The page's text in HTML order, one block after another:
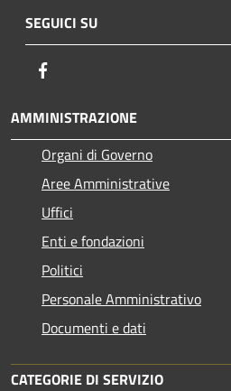
SEGUICI SU
AMMINISTRAZIONE
Organi di Governo
Aree Amministrative
Uffici
Enti e fondazioni
Politici
Personale Amministrativo
Documenti e dati
CATEGORIE DI SERVIZIO